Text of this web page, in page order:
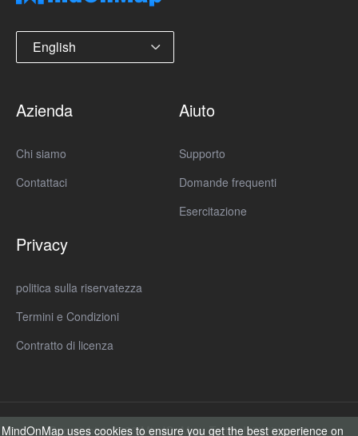
English
Azienda
Chi siamo
Contattaci
Aiuto
Supporto
Domande frequenti
Esercitazione
Privacy
politica sulla riservatezza
Termini e Condizioni
Contratto di licenza
Copyright © 2026 MindOnMap. Tutti i diritti riservati.
MindOnMap uses cookies to ensure you get the best experience on